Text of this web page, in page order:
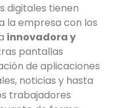
digitales tienen
la empresa con los
innovadora y
pantallas
de aplicaciones
noticias y hasta
trabajadores